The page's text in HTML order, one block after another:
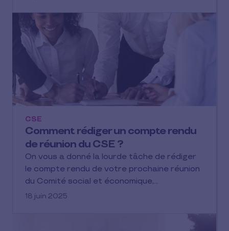
Comment rédiger un compte rendu
de réunion du CSE ?
CSE
On vous a donné la lourde tâche de rédiger
le compte rendu de votre prochaine réunion
du Comité social et économique,…
18 juin 2025